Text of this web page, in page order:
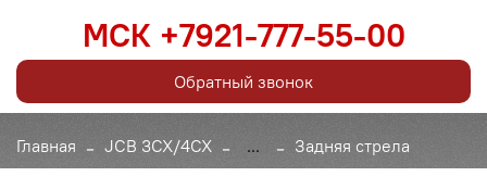
Главная JCB 3CX/4CX ... Задняя стрела
МСК +7921-777-55-00
Обратный звонок